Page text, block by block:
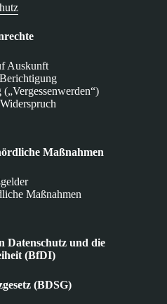
Auskunft
Maßnahmen
Maßnahmen
Datenschutz und die
(BfDI)
(BDSG)